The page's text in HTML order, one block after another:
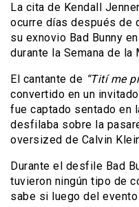
La cita de Kendall
ocurre días después de
su exnovio Bad Bunny
durante la Semana de la
El cantante de “Tití me
convertido en un
fue captado sentado en
desfilaba sobre la
oversized de Calvin
Durante el desfile Bad
tuvieron ningún tipo de
sabe si luego del